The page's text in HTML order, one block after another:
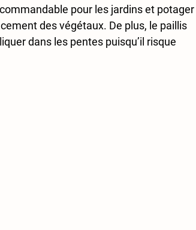
pour les jardins et potager
des végétaux. De plus, le paillis
dans les pentes puisqu’il risque